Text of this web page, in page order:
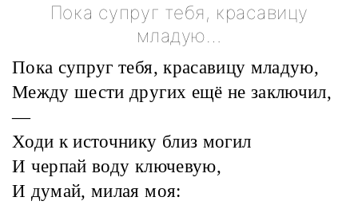
Пока супруг тебя, красавицу
младую…
Пока супруг тебя, красавицу младую,
Между шести других ещё не заключил,
—
Ходи к источнику близ могил
И черпай воду ключевую,
И думай, милая моя: